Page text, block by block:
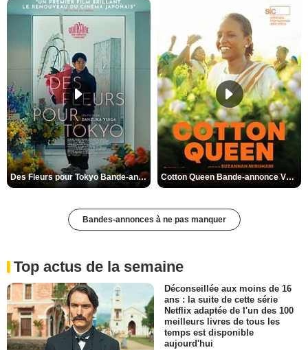
Des Fleurs pour Tokyo Bande-annonce VO STFR Cotton Queen Bande-annonce VO STFR
Bandes-annonces à ne pas manquer
Top actus de la semaine
Déconseillée aux moins de 16
ans : la suite de cette série
Netflix adaptée de l'un des 100
meilleurs livres de tous les
temps est disponible
aujourd'hui